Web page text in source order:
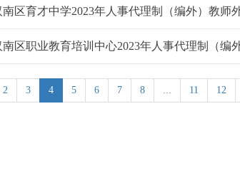
区育才中学2023年人事代理制（编外）教师
2 3 4 5 6 7 8 ... 11 12